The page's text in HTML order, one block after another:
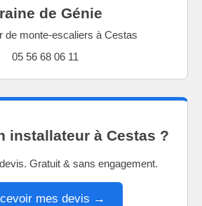
de Génie
de monte-escaliers à Cestas
05 56 68 06 11
installateur à Cestas ?
Gratuit & sans engagement.
mes devis →